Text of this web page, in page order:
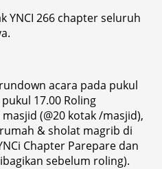
YNCI 266 chapter seluruh
acara pada pukul
17.00 Roling
(@20 kotak /masjid),
& sholat magrib di
Chapter Parepare dan
sebelum roling).